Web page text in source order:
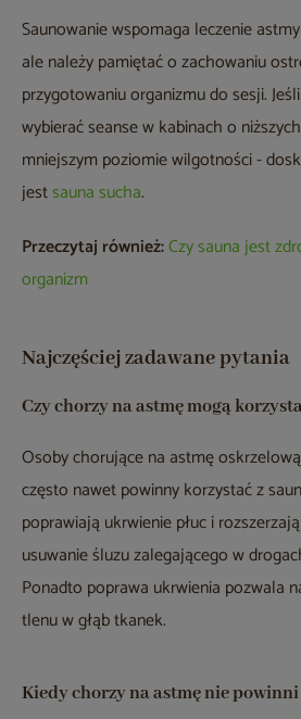
Saunowanie wspomaga leczenie
ale należy pamiętać o zachowaniu
przygotowaniu organizmu do sesji.
wybierać seanse w kabinach o
mniejszym poziomie wilgotności -
jestsauna sucha.
Przeczytaj również:Czy sauna jest
organizm
Najczęściej zadawane pytania
Czy chorzy na astmę mogą
Osoby chorujące na astmę
często nawet powinny korzystać z
poprawiają ukrwienie płuc i
usuwanie śluzu zalegającego w
Ponadto poprawa ukrwienia pozwala
tlenu w głąb tkanek.
Kiedy chorzy na astmę nie